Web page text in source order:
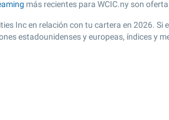
más recientes para WCIC.ny son oferta
Inc en relación con tu cartera en 2026. Si
estadounidenses y europeas, índices y